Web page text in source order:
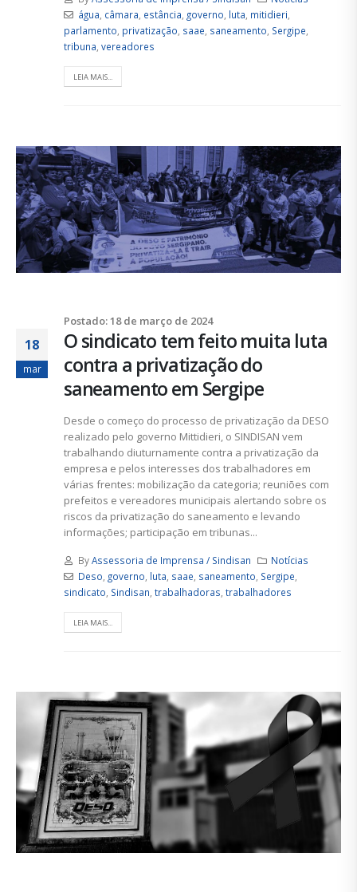
água, câmara, estância, governo, luta, mitidieri,
parlamento, privatização, saae, saneamento, Sergipe,
tribuna, vereadores
LEIA MAIS...
Postado: 18 de março de 2024
18
mar
O sindicato tem feito muita luta
contra a privatização do
saneamento em Sergipe
Desde o começo do processo de privatização da DESO
realizado pelo governo Mittidieri, o SINDISAN vem
trabalhando diuturnamente contra a privatização da
empresa e pelos interesses dos trabalhadores em
várias frentes: mobilização da categoria; reuniões com
prefeitos e vereadores municipais alertando sobre os
riscos da privatização do saneamento e levando
informações; participação em tribunas...
ByAssessoria de Imprensa / Sindisan
Notícias
Deso governo luta saae saneamento Sergipe
sindicato Sindisan trabalhadoras trabalhadores
LEIA MAIS...